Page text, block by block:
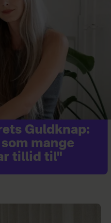
Guldknap:
mange
tillid til"